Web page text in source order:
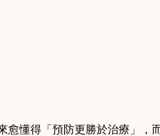
愈懂得「預防更勝於治療」